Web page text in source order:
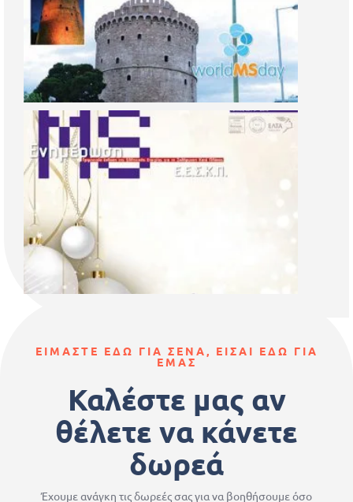
ΕΙΜΑΣΤΕ ΕΔΩ ΓΙΑ ΣΕΝΑ, ΕΙΣΑΙ ΕΔΩ ΓΙΑ
ΕΜΑΣ
Καλέστε μας αν
θέλετε να κάνετε
δωρεά
Έχουμε ανάγκη τις δωρεές σας για να βοηθήσουμε όσο